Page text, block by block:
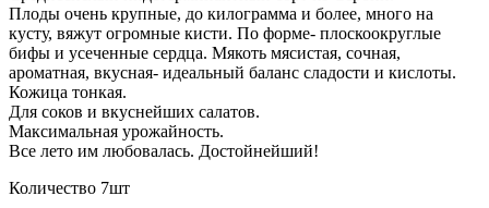
Плоды очень крупные, до килограмма и более, много на
кусту, вяжут огромные кисти. По форме- плоскоокруглые
бифы и усеченные сердца. Мякоть мясистая, сочная,
ароматная, вкусная- идеальный баланс сладости и кислоты.
Кожица тонкая.
Для соков и вкуснейших салатов.
Максимальная урожайность.
Все лето им любовалась. Достойнейший!
Количество 7шт